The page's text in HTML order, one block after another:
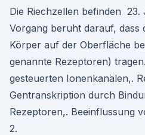
Die Riechzellen befinden 23.
Vorgang beruht darauf, dass
Körper auf der Oberfläche
genannte Rezeptoren)
gesteuerten Ionenkanälen,.
Gentranskription durch
Rezeptoren,. Beeinflussung
2.